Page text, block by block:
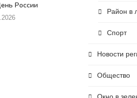
России
Район в
Спорт
Новости
Общество
Окно в